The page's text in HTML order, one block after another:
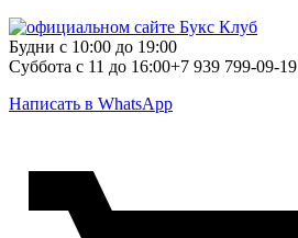
Будни с 10:00 до 19:00
Суббота с 11 до 16:00+7 939 799-09-19
Написать в WhatsApp